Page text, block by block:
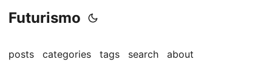
Futurismo
posts categories tags search about